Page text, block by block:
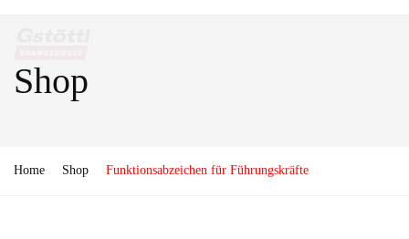
Shop
Home Shop Funktionsabzeichen für Führungskräfte